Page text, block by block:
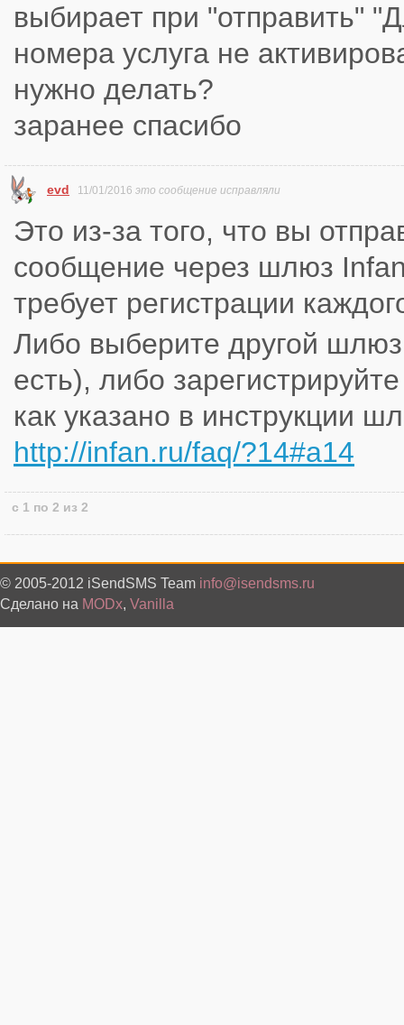
выбирает при "отправить"
номера услуга не
нужно делать?
заранее спасибо
evd 11/01/2016 это сообщение исправляли
Это из-за того, что вы
сообщение через шлюз
требует регистрации
Либо выберите другой
есть), либо
как указано в инструкции
http://infan.ru/faq/?14#a14
с 1 по 2 из 2
© 2005-2012 iSendSMS Team info@isendsms.ru
Сделано на MODx, Vanilla